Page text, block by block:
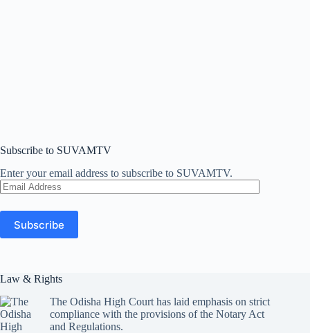
Subscribe to SUVAMTV
Enter your email address to subscribe to SUVAMTV.
Email
Address
Subscribe
Law & Rights
The Odisha High Court has laid emphasis on strict
compliance with the provisions of the Notary Act
and Regulations.